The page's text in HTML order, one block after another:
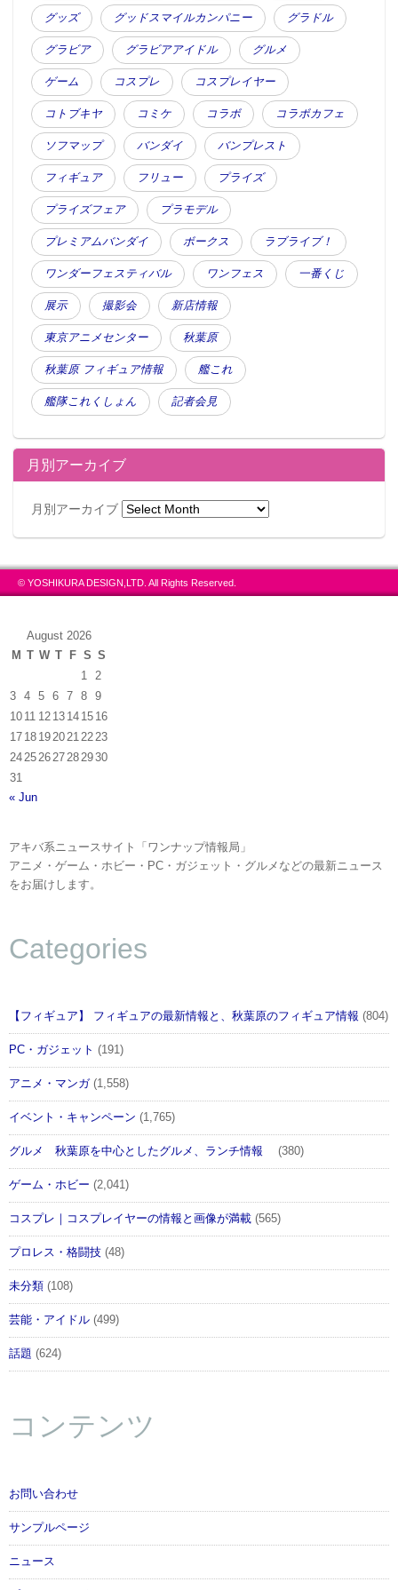
グッズ グッドスマイルカンパニー グラドル
グラビア グラビアアイドル グルメ
ゲーム コスプレ コスプレイヤー
コトブキヤ コミケ コラボ コラボカフェ
ソフマップ バンダイ バンプレスト
フィギュア フリュー プライズ
プライズフェア プラモデル
プレミアムバンダイ ボークス ラブライブ！
ワンダーフェスティバル ワンフェス 一番くじ
展示 撮影会 新店情報
東京アニメセンター 秋葉原
秋葉原 フィギュア情報 艦これ
艦隊これくしょん 記者会見
月別アーカイブ
月別アーカイブ
© YOSHIKURA DESIGN,LTD. All Rights Reserved.
August 2026
M T W T F S S
1
2
3
4 5 6 7 8
9
10 11 12 13 14 15 16
17 18 19 20 21 22 23
24 25 26 27 28 2930
31
« Jun
アキバ系ニュースサイト「ワンナップ情報局」
アニメ・ゲーム・ホビー・PC・ガジェット・グルメなどの最新ニュース
をお届けします。
Categories
【フィギュア】 フィギュアの最新情報と、秋葉原のフィギュア情報 (804)
PC・ガジェット (191)
アニメ・マンガ(1,558)
イベント・キャンペーン (1,765)
グルメ 秋葉原を中心としたグルメ、ランチ情報 (380)
ゲーム・ホビー (2,041)
コスプレ｜コスプレイヤーの情報と画像が満載 (565)
プロレス・格闘技 (48)
未分類 (108)
芸能・アイドル (499)
話題 (624)
コンテンツ
お問い合わせ
サンプルページ
ニュース